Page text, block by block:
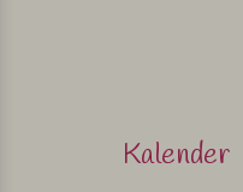
Kalender